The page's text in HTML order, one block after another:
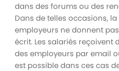
dans des forums ou des
Dans de telles occasions,
employeurs ne donnent
écrit. Les salariés reçoivent
des employeurs par email
est possible dans ces cas